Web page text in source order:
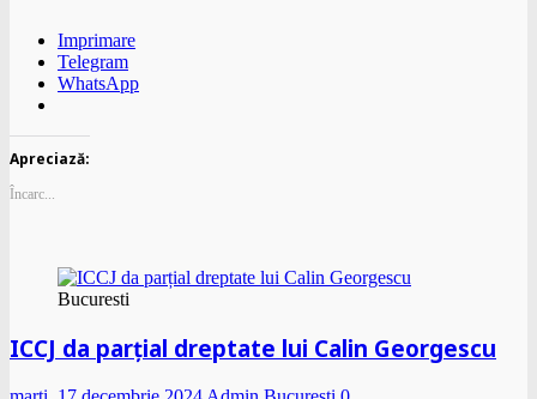
Imprimare
Telegram
WhatsApp
Apreciază:
Încarc...
Bucuresti
ICCJ da parțial dreptate lui Calin Georgescu